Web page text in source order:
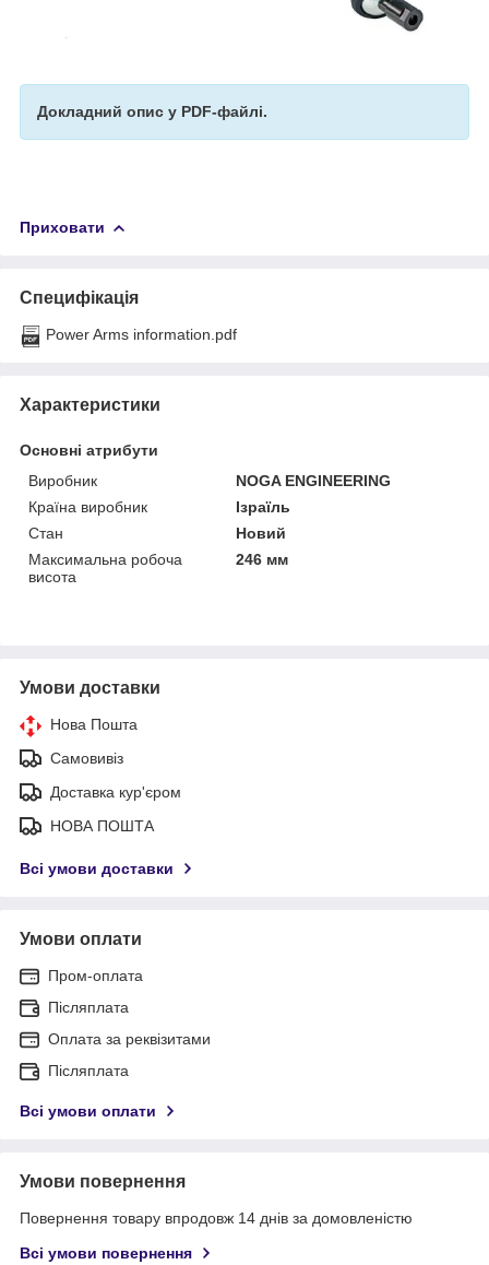
Докладний опис у PDF-файлі.
Приховати
Специфікація
Power Arms information.pdf
Характеристики
Основні атрибути
Виробник
NOGA ENGINEERING
Країна виробник
Ізраїль
Стан
Новий
Максимальна робоча
висота
246 мм
Умови доставки
Нова Пошта
Самовивіз
Доставка кур'єром
НОВА ПОШТА
Всі умови доставки
Умови оплати
Пром-оплата
Післяплата
Оплата за реквізитами
Післяплата
Всі умови оплати
Умови повернення
Повернення товару впродовж 14 днів за домовленістю
Всі умови повернення